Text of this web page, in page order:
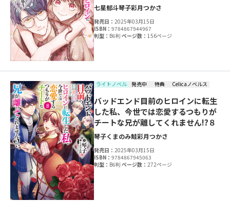
七星郁斗琴子彩月つかさ
発売日：2025年03月15日
ISBN：9784867944967
判型： B6判ページ数：156ページ
ライトノベル 発売中 特典 Celicaノベルス
バッドエンド目前のヒロインに転生
した私、今世では恋愛するつもりが
チートな兄が離してくれません!?８
琴子くまのみ鮭彩月つかさ
発売日：2025年03月15日
ISBN：9784867945063
判型： B6判ページ数：272ページ